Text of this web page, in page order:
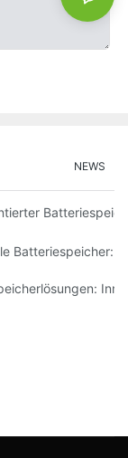
NEWS
Trends
für
Batteriespeicher:
Sie Ihren